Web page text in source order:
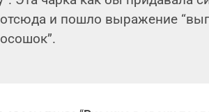
и пошло выражение